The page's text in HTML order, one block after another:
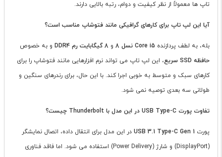
تاپ ها معمولاً از نظر کیفیت و دوام، رتبه بالایی دارند.
آیا این لپ تاپ برای کارهای گرافیکی مانند فتوشاپ مناسب است؟
بله، به لطف پردازنده Core i5 نسل 8 و 8 گیگابایت رم DDR4
و به خصوص
حافظه SSD سریع
، این لپ تاپ می تواند نرم افزارهایی مانند فتوشاپ را برای
کارهای سبک و متوسط به خوبی اجرا کند. با این حال، برای رندرهای سنگین و
طولانی سه بعدی توصیه نمی شود.
تفاوت پورت USB Type-C در این مدل با Thunderbolt چیست؟
پورت USB 3.1 Type-C Gen 1 در این مدل برای انتقال داده، اتصال نمایشگر
(DisplayPort) و شارژ (Power Delivery) استفاده می شود. اما فاقد فناوری